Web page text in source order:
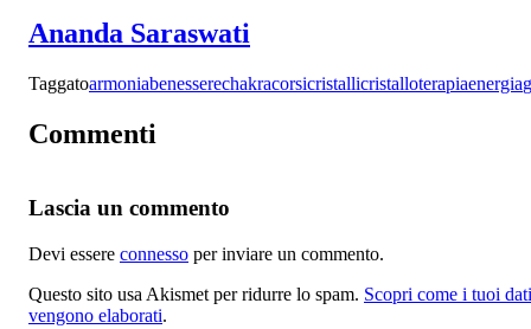
Ananda Saraswati
Taggatoarmoniabenesserechakracorsicristallicristalloterapiaenergia
Commenti
Lascia un commento
Devi essere connesso per inviare un commento.
Questo sito usa Akismet per ridurre lo spam. Scopri come i tuoi dati
vengono elaborati.